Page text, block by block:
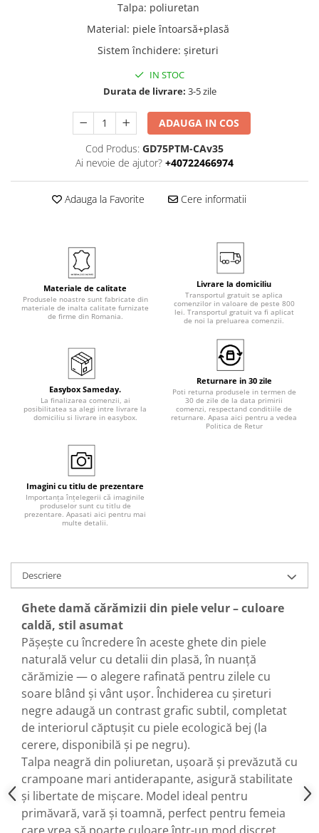
Talpa: poliuretan
Material: piele întoarsă+plasă
Sistem închidere: șireturi
IN STOC
Durata de livrare: 3-5 zile
ADAUGA IN COS
Cod Produs: GD75PTM-CAv35
Ai nevoie de ajutor? +40722466974
Adauga la Favorite Cere informatii
Materiale de calitate
Produsele noastre sunt fabricate din
materiale de inalta calitate furnizate
de firme din Romania.
Livrare la domiciliu
Transportul gratuit se aplica
comenzilor in valoare de peste 800
lei. Transportul gratuit va fi aplicat
de noi la preluarea comenzii.
Easybox Sameday.
La finalizarea comenzii, ai
posibilitatea sa alegi intre livrare la
domiciliu si livrare in easybox.
Returnare in 30 zile
Poti returna produsele in termen de
30 de zile de la data primirii
comenzi, respectand conditiile de
returnare. Apasa aici pentru a vedea
Politica de Retur
Imagini cu titlu de prezentare
Importanța înțelegerii că imaginile
produselor sunt cu titlu de
prezentare. Apasati aici pentru mai
multe detalii.
Descriere
Ghete damă cărămizii din piele velur – culoare
caldă, stil asumat
Pășește cu încredere în aceste ghete din piele
naturală velur cu detalii din plasă, în nuanță
cărămizie — o alegere rafinată pentru zilele cu
soare blând și vânt ușor. Închiderea cu șireturi
negre adaugă un contrast grafic subtil, completat
de interiorul căptușit cu piele ecologică bej (la
cerere, disponibilă și pe negru).
Talpa neagră din poliuretan, ușoară și prevăzută cu
crampoane mari antiderapante, asigură stabilitate
și libertate de mișcare. Model ideal pentru
primăvară, vară și toamnă, perfect pentru femeia